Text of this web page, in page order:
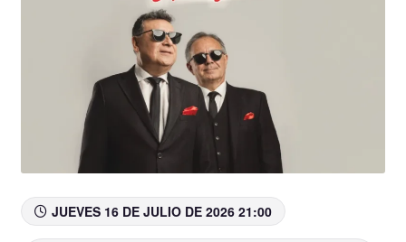
JUEVES 16 DE JULIO DE 2026 21:00